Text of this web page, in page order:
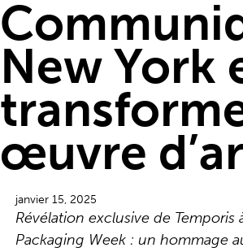
New York
œuvre
janvier 15, 2025
Révélation exclusive de Temporis
Packaging Week : un hommage